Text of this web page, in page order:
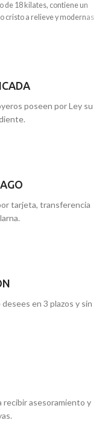
de 18 kilates, contiene un
cristo a relieve y modernas
triangulares, que harán que no
poseen por Ley su
tarjeta, transferencia
en 3 plazos y sin
recibir asesoramiento y